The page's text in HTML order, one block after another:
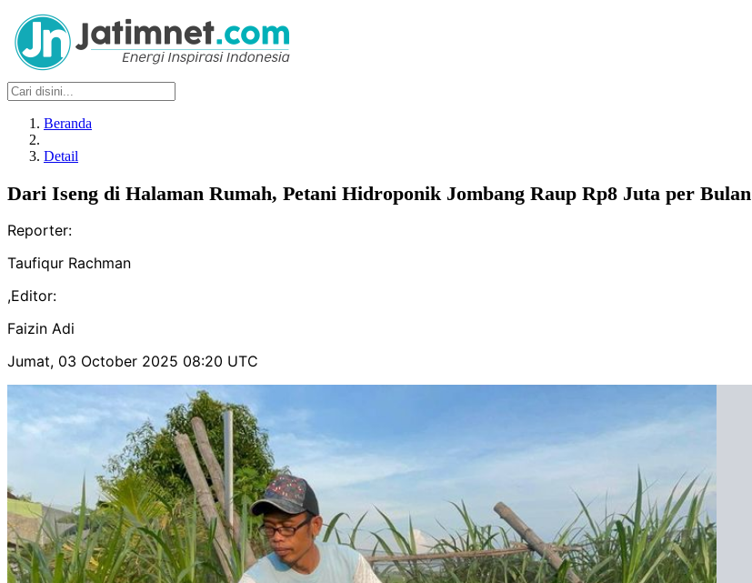
Beranda
Detail
Dari Iseng di Halaman Rumah, Petani Hidroponik Jombang Raup Rp8 Juta per Bulan
Reporter:
Taufiqur Rachman
,Editor:
Faizin Adi
Jumat, 03 October 2025 08:20 UTC